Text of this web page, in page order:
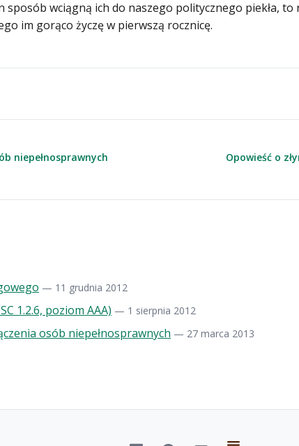
wciągną ich do naszego politycznego piekła,
im gorąco życzę w pierwszą rocznicę.
niepełnosprawnych
Opowieść o
— 11 grudnia 2012
1.2.6, poziom AAA) — 1 sierpnia 2012
osób niepełnosprawnych — 27 marca 2013